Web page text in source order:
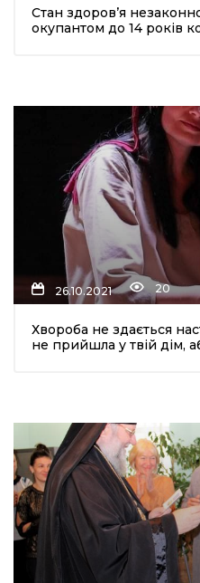
Стан здоров’я
окупантом до 14 років
26.10.2021 20
Хвороба не здається
не прийшла у твій дім,